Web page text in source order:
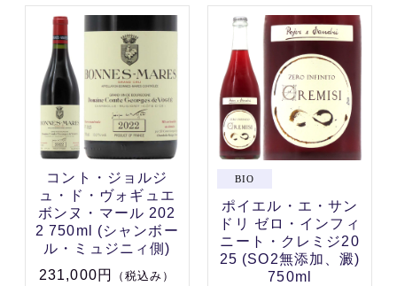
コント・ジョルジ
ュ・ド・ヴォギュエ
ボンヌ・マール 202
2 750ml (シャンボー
ル・ミュジニィ側)
231,000円
（税込み）
ポイエル・エ・サン
ドリ ゼロ・インフィ
ニート・クレミジ20
25 (SO2無添加、澱)
750ml